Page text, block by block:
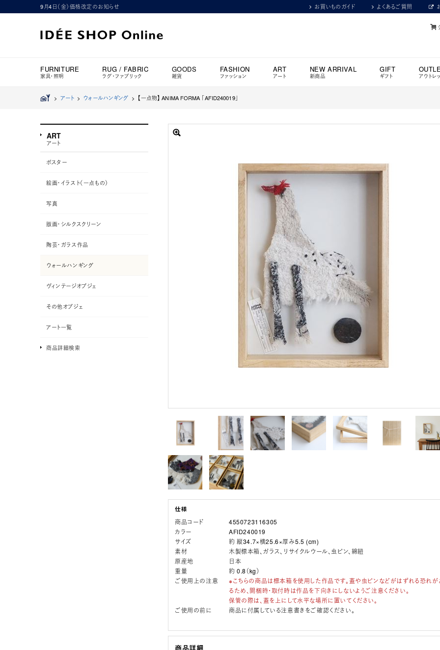
9月4日（金）価格改定のお知らせ お買いものガイド よくあるご質問
FURNITURE
家具・照明
RUG / FABRIC
ラグ・ファブリック
GOODS
雑貨
FASHION
ファッション
ART
アート
NEW ARRIVAL
新商品
GIFT
ギフト アウトレ
> アート> ウォールハンギング > 【一点物】 ANIMA FORMA 「AFID240019」
商品コード
4550723116305
カラー
AFID240019
サイズ
約 縦34.7×横25.6×厚み5.5 (cm)
素材
木製標本箱、ガラス、リサイクルウール、虫ピン、綿紐
原産地
日本
重量
約 0.8（kg）
ご使用上の注意
※こちらの商品は標本箱を使用した作品です。蓋や虫ピンなどがはずれる恐れが
るため、開梱時・取付時は作品を下向きにしないようご注意ください。
保管の際は、蓋を上にして水平な場所に置いてください。
ご使用の前に
商品に付属している注意書きをご確認ください。
ART
アート
ポスター
絵画・イラスト（一点もの）
写真
版画・シルクスクリーン
陶芸・ガラス作品
ウォールハンギング
ヴィンテージオブジェ
その他オブジェ
アート一覧
商品詳細検索